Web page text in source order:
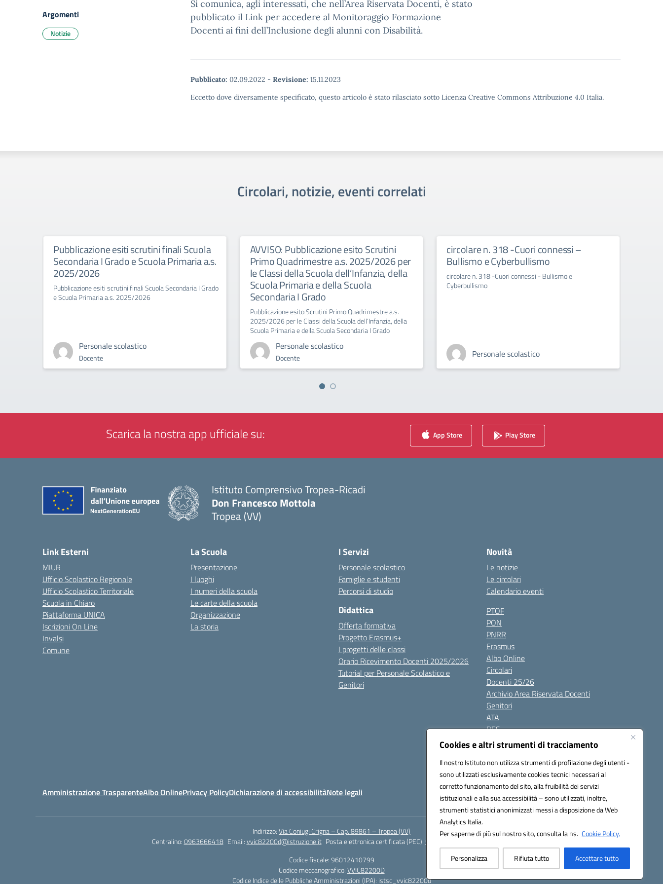
Cookies e altri strumenti di tracciamento
Il nostro Istituto non utilizza strumenti di profilazione degli utenti -
sono utilizzati esclusivamente cookies tecnici necessari al
corretto funzionamento del sito, alla fruibilità dei servizi
istituzionali e alla sua accessibilità – sono utilizzati, inoltre,
strumenti statistici anonimizzati messi a disposizione da Web
Analytics Italia.
Per saperne di più sul nostro sito, consulta la ns. Cookie Policy.
Personalizza Rifiuta tutto Accettare tutto
Si comunica, agli interessati, che nell’Area Riservata Docenti, è stato
pubblicato il Link per accedere al Monitoraggio Formazione
Docenti ai fini dell’Inclusione degli alunni con Disabilità.
Pubblicato: 02.09.2022 - Revisione: 15.11.2023
Eccetto dove diversamente specificato, questo articolo è stato rilasciato sotto Licenza Creative Commons Attribuzione 4.0 Italia.
Argomenti
Notizie
Circolari, notizie, eventi correlati
Pubblicazione esiti scrutini finali Scuola
Secondaria I Grado e Scuola Primaria a.s.
2025/2026
Pubblicazione esiti scrutini finali Scuola Secondaria I Grado
e Scuola Primaria a.s. 2025/2026
Personale scolastico
Docente
AVVISO: Pubblicazione esito Scrutini
Primo Quadrimestre a.s. 2025/2026 per
le Classi della Scuola dell’Infanzia, della
Scuola Primaria e della Scuola
Secondaria I Grado
Pubblicazione esito Scrutini Primo Quadrimestre a.s.
2025/2026 per le Classi della Scuola dell’Infanzia, della
Scuola Primaria e della Scuola Secondaria I Grado
Personale scolastico
Docente
circolare n. 318 -Cuori connessi –
Bullismo e Cyberbullismo
circolare n. 318 -Cuori connessi - Bullismo e
Cyberbullismo
Personale scolastico
Scarica la nostra app ufficiale su: App Store Play Store
Istituto Comprensivo Tropea-Ricadi
Don Francesco Mottola
Tropea (VV)
Link Esterni
MIUR
Ufficio Scolastico Regionale
Ufficio Scolastico Territoriale
Scuola in Chiaro
Piattaforma UNICA
Iscrizioni On Line
Invalsi
Comune
La Scuola
Presentazione
I luoghi
I numeri della scuola
Le carte della scuola
Organizzazione
La storia
I Servizi
Personale scolastico
Famiglie e studenti
Percorsi di studio
Didattica
Offerta formativa
Progetto Erasmus+
I progetti delle classi
Orario Ricevimento Docenti 2025/2026
Tutorial per Personale Scolastico e
Genitori
Novità
Le notizie
Le circolari
Calendario eventi
PTOF
PON
PNRR
Erasmus
Albo Online
Circolari
Docenti 25/26
Archivio Area Riservata Docenti
Genitori
ATA
BES
Modulistica
Gallery
Amministrazione TrasparenteAlbo OnlinePrivacy PolicyDichiarazione di accessibilitàNote legali
Indirizzo:Via Coniugi Crigna – Cap. 89861 – Tropea (VV)
Centralino:0963666418 Email:vvic82200d@istruzione.it Posta elettronica certificata (PEC):vvic82200d@pec.istruzione.it
Codice fiscale: 96012410799
Codice meccanografico:VVIC82200D
Codice Indice delle Pubbliche Amministrazioni (IPA): istsc_vvic82200d